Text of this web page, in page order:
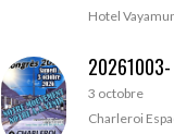
Hotel
3 octobre
Charleroi